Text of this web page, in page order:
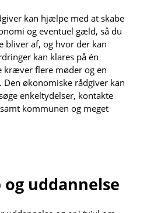
kan hjælpe med at skabe
og eventuel gæld, så du
bliver af, og hvor der kan
kan klares på én
kræver flere møder og en
Den økonomiske rådgiver kan
enkeltydelser, kontakte
kommunen og meget
og uddannelse